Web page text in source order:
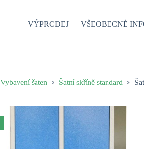
VÝPRODEJ VŠEOBECNÉ
Vybavení šaten Šatní skříně standard